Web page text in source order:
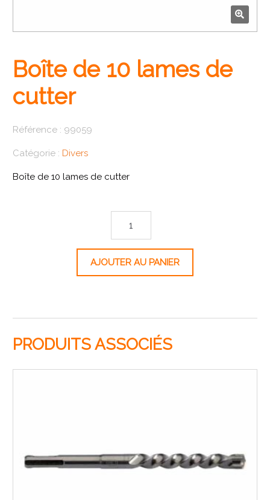
🔍
Boîte de 10 lames de
cutter
Référence : 99059
Catégorie : Divers
Boîte de 10 lames de cutter
AJOUTER AU PANIER
PRODUITS ASSOCIÉS